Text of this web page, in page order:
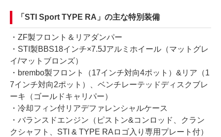
「STI Sport TYPE RA」の主な特別装備
・ZF製フロント＆リアダンパー
・STI製BBS18インチ×7.5Jアルミホイール（マットグレ
イ/マットブロンズ）
・brembo製フロント（17インチ対向4ポット）&リア（1
7インチ対向2ポット）、ベンチレーテッドディスクブレ
ーキ（ゴールドキャリパー）
・冷却フィン付リアデファレンシャルケース
・バランスドエンジン（ピストン&コンロッド、クラン
クシャフト、STI & TYPE RAロゴ入り専用プレート付）